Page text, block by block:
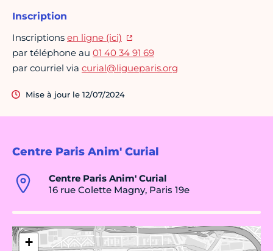
Centre Paris Anim' Curial
Centre Paris Anim' Curial
16 rue Colette Magny, Paris 19e
+
Inscription
Inscriptions en ligne (ici)
par téléphone au 01 40 34 91 69
par courriel via curial@ligueparis.org
Mise à jour le 12/07/2024